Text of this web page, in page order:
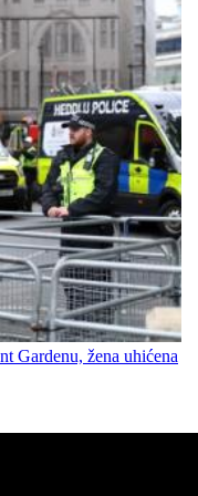
Gardenu, žena uhićena